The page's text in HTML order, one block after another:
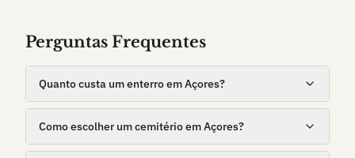
Perguntas Frequentes
Quanto custa um enterro em Açores?
Como escolher um cemitério em Açores?